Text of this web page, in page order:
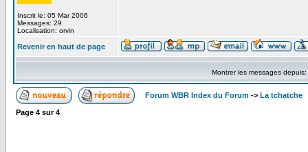
Inscrit le: 05 Mar 2006
Messages: 29
Localisation: orvin
Revenir en haut de page
Montrer les messages depuis:
Forum WBR Index du Forum -> La tchatche
Page 4 sur4